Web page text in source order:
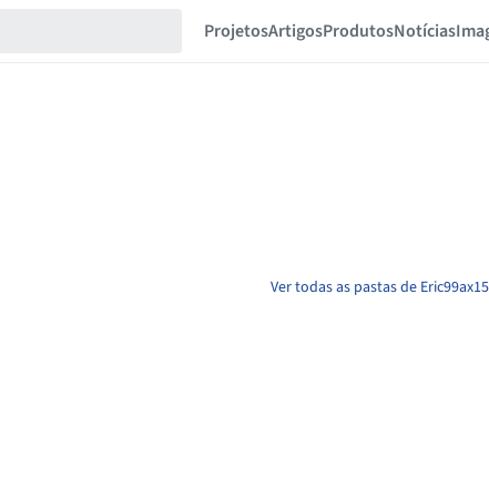
ProjetosArtigosProdutosNotícias
Ver todas as pastas de Eric99ax15